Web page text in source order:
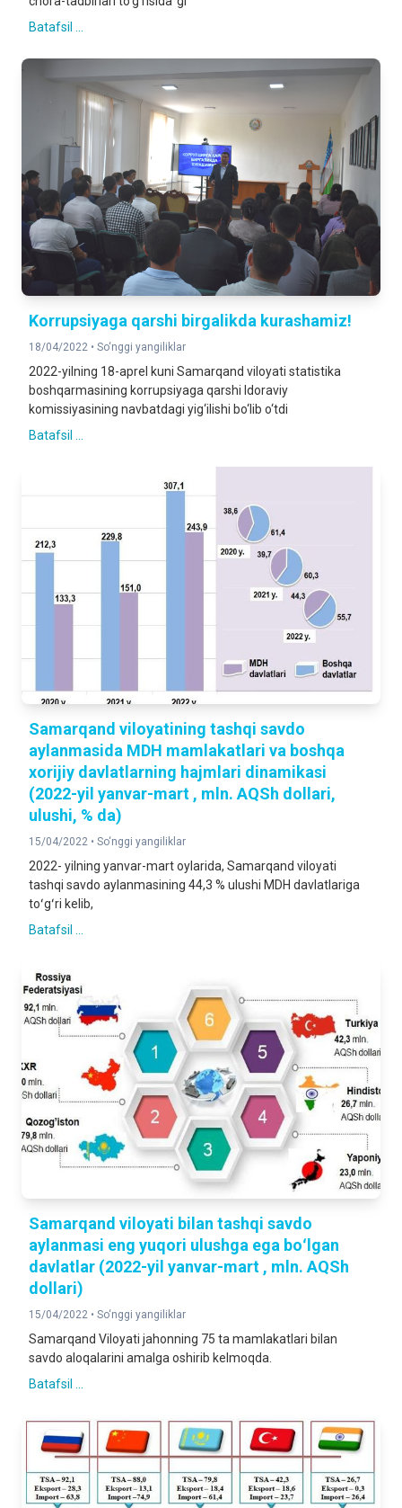
Batafsil ...
Korrupsiyaga qarshi birgalikda kurashamiz!
18/04/2022 • So‘nggi yangiliklar
2022-yilning 18-aprel kuni Samarqand viloyati statistika
boshqarmasining korrupsiyaga qarshi Idoraviy
komissiyasining navbatdagi yig‘ilishi bo‘lib o‘tdi
Batafsil ...
Samarqand viloyatining tashqi savdo
aylanmasida MDH mamlakatlari va boshqa
xorijiy davlatlarning hajmlari dinamikasi
(2022-yil yanvar-mart , mln. AQSh dollari,
ulushi, % da)
15/04/2022 • So‘nggi yangiliklar
2022- yilning yanvar-mart oylarida, Samarqand viloyati
tashqi savdo aylanmasining 44,3 % ulushi MDH davlatlariga
toʻgʻri kelib,
Batafsil ...
Samarqand viloyati bilan tashqi savdo
aylanmasi eng yuqori ulushga ega boʻlgan
davlatlar (2022-yil yanvar-mart , mln. AQSh
dollari)
15/04/2022 • So‘nggi yangiliklar
Samarqand Viloyati jahonning 75 ta mamlakatlari bilan
savdo aloqalarini amalga oshirib kelmoqda.
Batafsil ...